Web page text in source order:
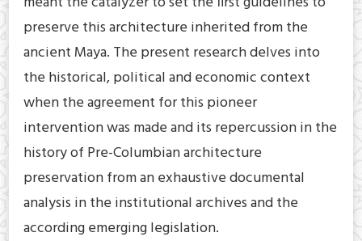
preserve this architecture inherited from the
ancient Maya. The present research delves into
the historical, political and economic context
when the agreement for this pioneer
intervention was made and its repercussion in the
history of Pre-Columbian architecture
preservation from an exhaustive documental
analysis in the institutional archives and the
according emerging legislation.